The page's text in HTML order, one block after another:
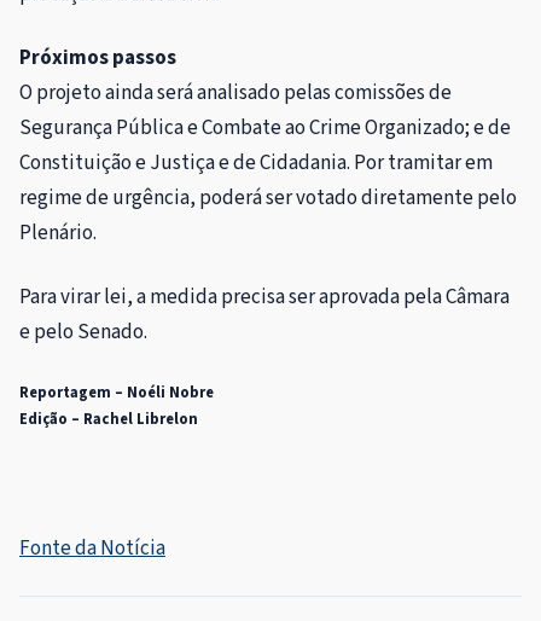
Próximos passos
O projeto ainda será analisado pelas comissões de
Segurança Pública e Combate ao Crime Organizado; e de
Constituição e Justiça e de Cidadania. Por tramitar em
regime de urgência, poderá ser votado diretamente pelo
Plenário.
Para virar lei, a medida precisa ser aprovada pela Câmara
e pelo Senado.
Reportagem – Noéli Nobre
Edição – Rachel Librelon
Fonte da Notícia